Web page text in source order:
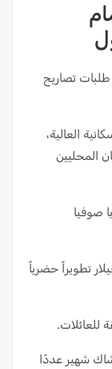
طلبات تصاريح
العالية،
المحليين
صوفيا
تطويراً حضرياً
للعائلات.
شهير عددًا